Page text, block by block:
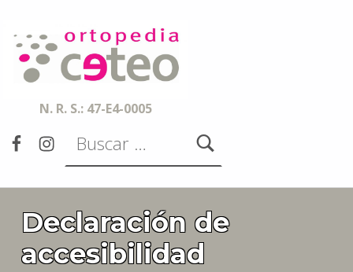
N. R. S.: 47-E4-0005
Buscar:
Declaración de
accesibilidad